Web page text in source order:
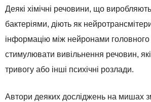
Деякі хімічні речовини, що
бактеріями, діють як
інформацію між нейронами головного
стимулювати вивільнення речовин,
тривогу або інші психічні розлади.
Автори деяких досліджень на мишах